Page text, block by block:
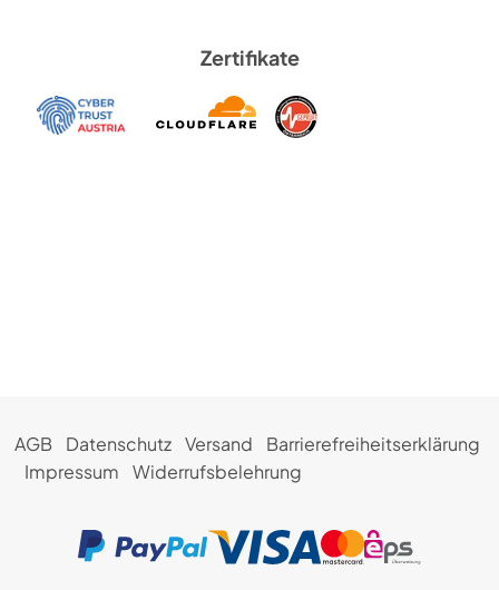
Zertifikate
AGB Datenschutz Versand
Barrierefreiheitserklärung
Impressum
Widerrufsbelehrung